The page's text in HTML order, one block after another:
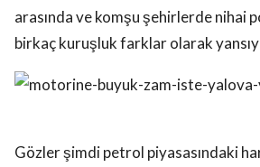
arasında ve komşu şehirlerde nihai
birkaç kuruşluk farklar olarak
Gözler şimdi petrol piyasasındaki